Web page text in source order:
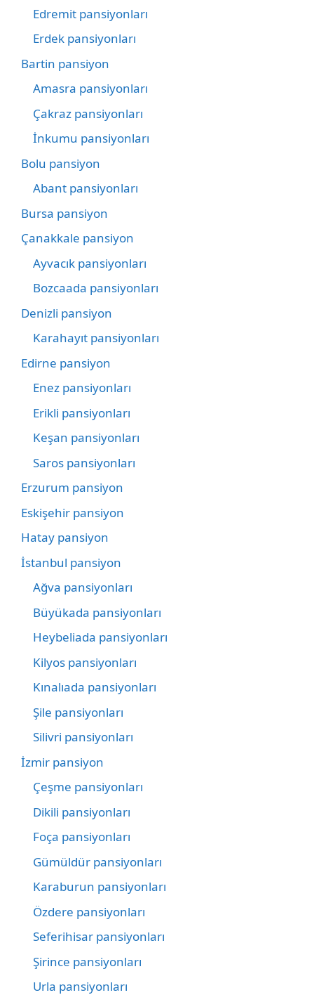
Edremit pansiyonları
Erdek pansiyonları
Bartin pansiyon
Amasra pansiyonları
Çakraz pansiyonları
İnkumu pansiyonları
Bolu pansiyon
Abant pansiyonları
Bursa pansiyon
Çanakkale pansiyon
Ayvacık pansiyonları
Bozcaada pansiyonları
Denizli pansiyon
Karahayıt pansiyonları
Edirne pansiyon
Enez pansiyonları
Erikli pansiyonları
Keşan pansiyonları
Saros pansiyonları
Erzurum pansiyon
Eskişehir pansiyon
Hatay pansiyon
İstanbul pansiyon
Ağva pansiyonları
Büyükada pansiyonları
Heybeliada pansiyonları
Kilyos pansiyonları
Kınalıada pansiyonları
Şile pansiyonları
Silivri pansiyonları
İzmir pansiyon
Çeşme pansiyonları
Dikili pansiyonları
Foça pansiyonları
Gümüldür pansiyonları
Karaburun pansiyonları
Özdere pansiyonları
Seferihisar pansiyonları
Şirince pansiyonları
Urla pansiyonları